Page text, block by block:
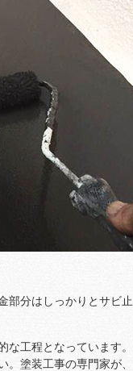
部分はしっかりとサビ止
工程となっています。
塗装工事の専門家が、